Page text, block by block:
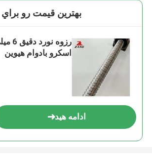
بهترين قيمت رو براي
رزوه
اسکرو بادوام هیوین
ادامه هید